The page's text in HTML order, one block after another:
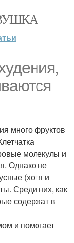
много фруктов
молекулы и
Однако не
(хотя и
Среди них, как
содержат в
и помогает